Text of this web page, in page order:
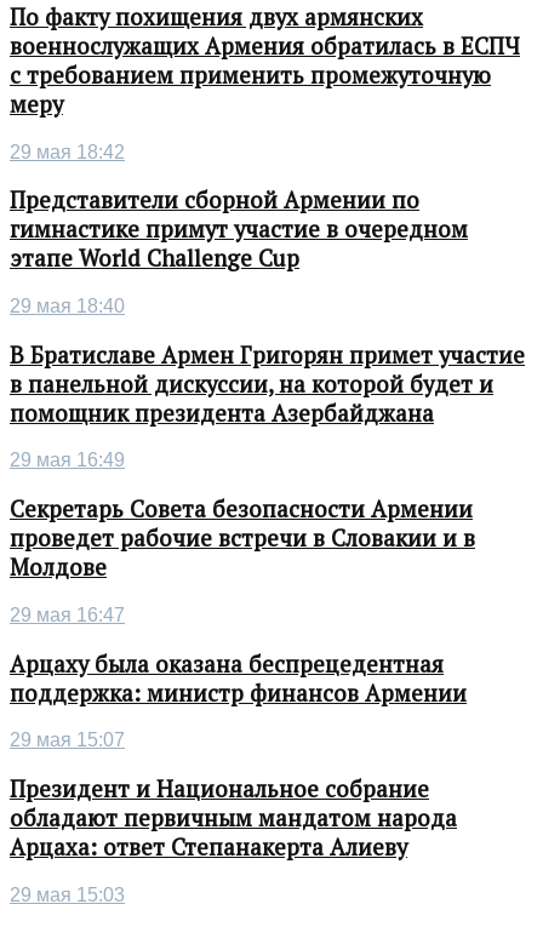
По факту похищения двух армянских
военнослужащих Армения обратилась в ЕСПЧ
с требованием применить промежуточную
меру
29 мая 18:42
Представители сборной Армении по
гимнастике примут участие в очередном
этапе World Challenge Cup
29 мая 18:40
В Братиславе Армен Григорян примет участие
в панельной дискуссии, на которой будет и
помощник президента Азербайджана
29 мая 16:49
Секретарь Совета безопасности Армении
проведет рабочие встречи в Словакии и в
Молдове
29 мая 16:47
Арцаху была оказана беспрецедентная
поддержка: министр финансов Армении
29 мая 15:07
Президент и Национальное собрание
обладают первичным мандатом народа
Арцаха: ответ Степанакерта Алиеву
29 мая 15:03